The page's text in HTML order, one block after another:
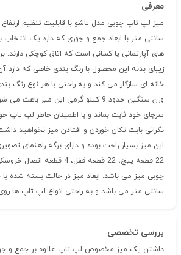
معرفی
سانتی متر با ابعاد جمع و جوری که دارد یک انتخاب
های آپارتمانی یا کسانی است که اتاق کوچکی
زیبای بدنه این محصول با رنگ بندی خاصی که دارد
خانه ای سازگار می کند و به راحتی با هر نوع رنگ
وزن سنگین حدود 9 کیلو گرمی این میز
سرجای خود ثابت بماند و با اطمینان خاطر لپ تاپ
نگرانی بابت تکان خوردن و افتادن میز نخواهید
این میز بسیار راحت بوده و دارای برگه راهنمای
سانتی متر می باشد و به راحتی انواع لپ تاپ ها
بررسی تخصصی
داشتن یک میز مخصوص لپ تاپ علاوه بر جمع و